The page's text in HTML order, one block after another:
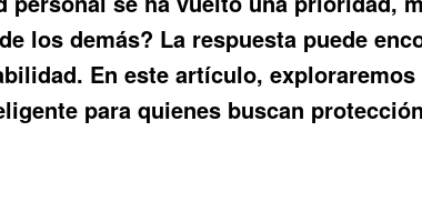
los demás? La respuesta puede
En este artículo,
para quienes buscan